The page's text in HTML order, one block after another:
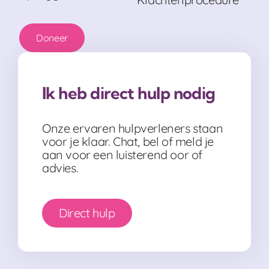
Doneer
Ik heb direct hulp nodig
Onze ervaren hulpverleners staan
voor je klaar. Chat, bel of meld je
aan voor een luisterend oor of
advies.
Direct hulp